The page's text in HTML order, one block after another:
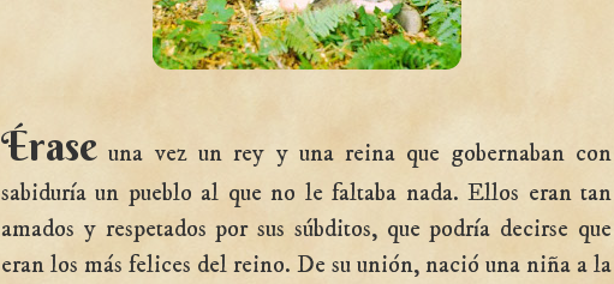
Érase una vez un rey y una reina que gobernaban con
sabiduría un pueblo al que no le faltaba nada. Ellos eran tan
amados y respetados por sus súbditos, que podría decirse que
eran los más felices del reino. De su unión, nació una niña a la